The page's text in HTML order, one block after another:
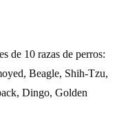
de 10 razas de perros:
Beagle, Shih-Tzu,
Dingo, Golden